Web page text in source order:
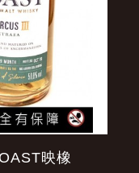
映橡